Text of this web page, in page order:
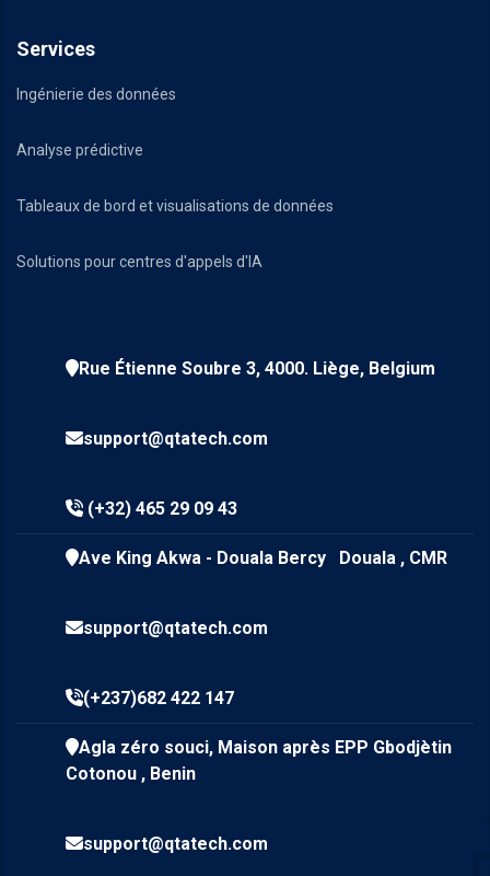
Services
Ingénierie des données
Analyse prédictive
Tableaux de bord et visualisations de données
Solutions pour centres d'appels d'IA
Rue Étienne Soubre 3, 4000. Liège, Belgium
support@qtatech.com
(+32) 465 29 09 43
Ave King Akwa - Douala Bercy Douala , CMR
support@qtatech.com
(+237)682 422 147
Agla zéro souci, Maison après EPP Gbodjètin
Cotonou , Benin
support@qtatech.com